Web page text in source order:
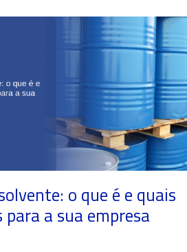
o que é e quais
a sua empresa